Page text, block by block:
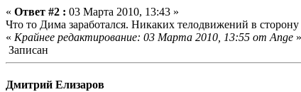
« Ответ #2 : 03 Марта 2010, 13:43 »
Что то Дима заработался. Никаких телодвижений в
« Крайнее редактирование: 03 Марта 2010, 13:55 от Ange »
Записан
Дмитрий Елизаров